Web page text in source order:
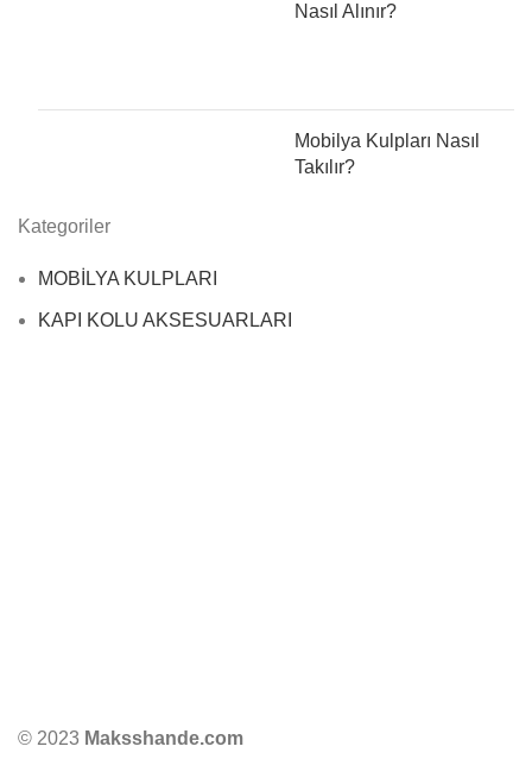
Nasıl Alınır?
Mobilya Kulpları Nasıl
Takılır?
Kategoriler
MOBİLYA KULPLARI
KAPI KOLU AKSESUARLARI
© 2023 Maksshande.com